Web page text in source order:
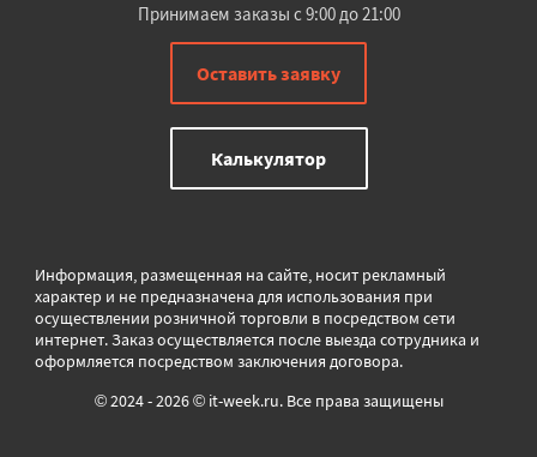
Принимаем заказы с 9:00 до 21:00
Оставить заявку
Калькулятор
Информация, размещенная на сайте, носит рекламный
характер и не предназначена для использования при
осуществлении розничной торговли в посредством сети
интернет. Заказ осуществляется после выезда сотрудника и
оформляется посредством заключения договора.
© 2024 - 2026 © it-week.ru. Все права защищены